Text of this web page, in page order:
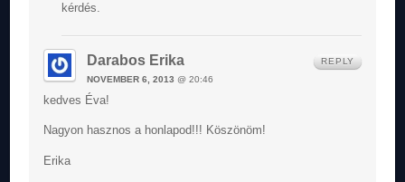
kérdés.
Darabos Erika
NOVEMBER 6, 2013 @ 20:46
kedves Éva!
Nagyon hasznos a honlapod!!! Köszönöm!
Erika
REPLY